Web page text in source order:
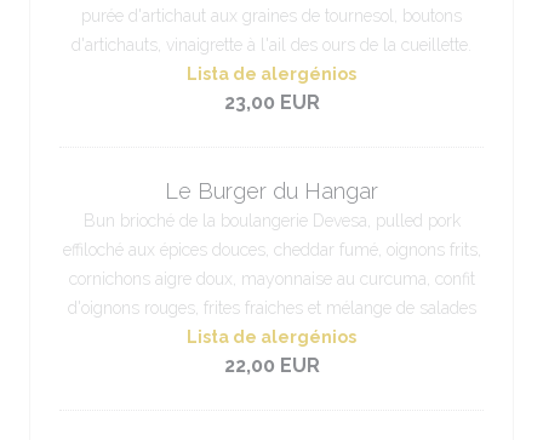
purée d'artichaut aux graines de tournesol, boutons
d'artichauts, vinaigrette à l'ail des ours de la cueillette.
Lista de alergénios
23,00 EUR
Le Burger du Hangar
Bun brioché de la boulangerie Devesa, pulled pork
effiloché aux épices douces, cheddar fumé, oignons frits,
cornichons aigre doux, mayonnaise au curcuma, confit
d'oignons rouges, frites fraiches et mélange de salades
Lista de alergénios
22,00 EUR